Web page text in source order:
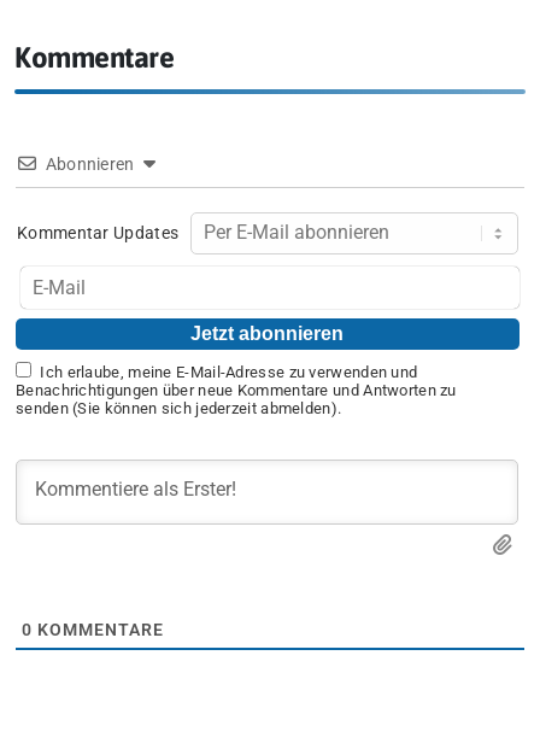
Kommentare
Abonnieren
Kommentar Updates
Ich erlaube, meine E-Mail-Adresse zu verwenden und
Benachrichtigungen über neue Kommentare und Antworten zu
senden (Sie können sich jederzeit abmelden).
0 KOMMENTARE